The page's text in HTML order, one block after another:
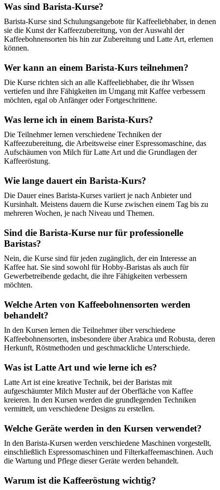
Was sind Barista-Kurse?
Barista-Kurse sind Schulungsangebote für Kaffeeliebhaber, in denen
sie die Kunst der Kaffeezubereitung, von der Auswahl der
Kaffeebohnensorten bis hin zur Zubereitung und Latte Art, erlernen
können.
Wer kann an einem Barista-Kurs teilnehmen?
Die Kurse richten sich an alle Kaffeeliebhaber, die ihr Wissen
vertiefen und ihre Fähigkeiten im Umgang mit Kaffee verbessern
möchten, egal ob Anfänger oder Fortgeschrittene.
Was lerne ich in einem Barista-Kurs?
Die Teilnehmer lernen verschiedene Techniken der
Kaffeezubereitung, die Arbeitsweise einer Espressomaschine, das
Aufschäumen von Milch für Latte Art und die Grundlagen der
Kaffeeröstung.
Wie lange dauert ein Barista-Kurs?
Die Dauer eines Barista-Kurses variiert je nach Anbieter und
Kursinhalt. Meistens dauern die Kurse zwischen einem Tag bis zu
mehreren Wochen, je nach Niveau und Themen.
Sind die Barista-Kurse nur für professionelle
Baristas?
Nein, die Kurse sind für jeden zugänglich, der ein Interesse an
Kaffee hat. Sie sind sowohl für Hobby-Baristas als auch für
Gewerbetreibende gedacht, die ihre Fähigkeiten verbessern
möchten.
Welche Arten von Kaffeebohnensorten werden
behandelt?
In den Kursen lernen die Teilnehmer über verschiedene
Kaffeebohnensorten, insbesondere über Arabica und Robusta, deren
Herkunft, Röstmethoden und geschmackliche Unterschiede.
Was ist Latte Art und wie lerne ich es?
Latte Art ist eine kreative Technik, bei der Baristas mit
aufgeschäumter Milch Muster auf der Oberfläche von Kaffee
kreieren. In den Kursen werden die grundlegenden Techniken
vermittelt, um verschiedene Designs zu erstellen.
Welche Geräte werden in den Kursen verwendet?
In den Barista-Kursen werden verschiedene Maschinen vorgestellt,
einschließlich Espressomaschinen und Filterkaffeemaschinen. Auch
die Wartung und Pflege dieser Geräte werden behandelt.
Warum ist die Kaffeeröstung wichtig?